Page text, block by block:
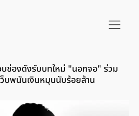
บช่องดังรับบทใหม่ "นอกจอ" ร่วม
บพนันเงินหมุนนับร้อยล้าน